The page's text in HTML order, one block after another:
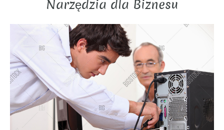
Narzędzia dla Biznesu